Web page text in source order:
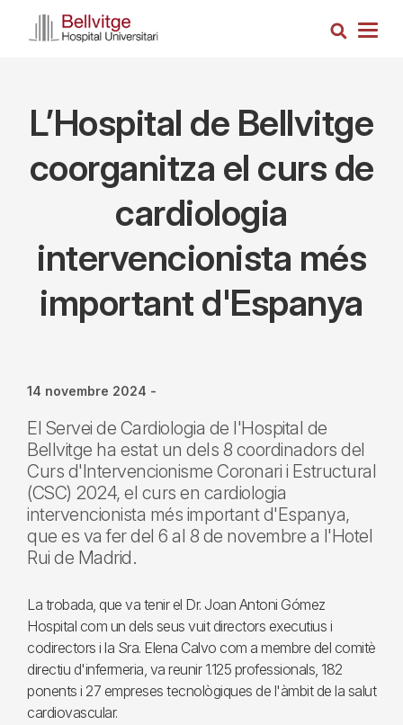
Cerca
L’Hospital de Bellvitge
coorganitza el curs de
cardiologia
intervencionista més
important d'Espanya
14 novembre 2024 -
El Servei de Cardiologia de l'Hospital de
Bellvitge ha estat un dels 8 coordinadors del
Curs d'Intervencionisme Coronari i Estructural
(CSC) 2024, el curs en cardiologia
intervencionista més important d'Espanya,
que es va fer del 6 al 8 de novembre a l'Hotel
Rui de Madrid.
La trobada, que va tenir el Dr. Joan Antoni Gómez
Hospital com un dels seus vuit directors executius i
codirectors i la Sra. Elena Calvo com a membre del comitè
directiu d'infermeria, va reunir 1.125 professionals, 182
ponents i 27 empreses tecnològiques de l'àmbit de la salut
cardiovascular.